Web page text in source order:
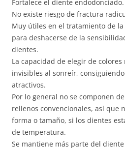
Fortalece el diente endodonciado.
No existe riesgo de fractura
Muy útiles en el tratamiento de
para deshacerse de la
dientes.
La capacidad de elegir de
invisibles al sonreír,
atractivos.
Por lo general no se componen
rellenos convencionales, así que
forma o tamaño, si los dientes
de temperatura.
Se mantiene más parte del